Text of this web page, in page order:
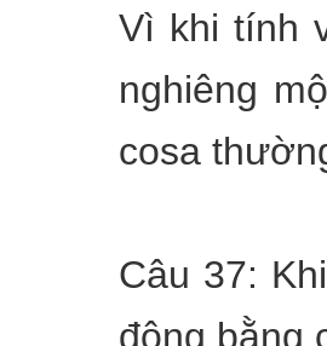
Vì khi tính
nghiêng
cosa
Câu 37:
động bằng